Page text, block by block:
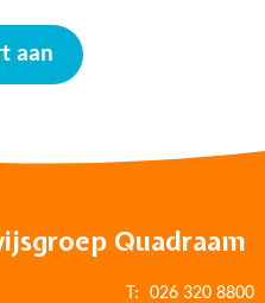
aan
Quadraam
T: 026 320 8800